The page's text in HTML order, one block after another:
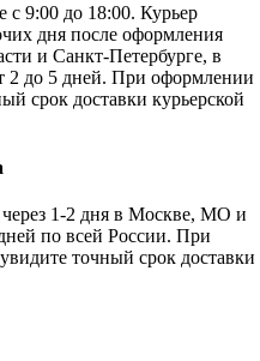
с 9:00 до 18:00. Курьер
дня после оформления
и Санкт-Петербурге, в
2 до 5 дней. При оформлении
срок доставки курьерской
через 1-2 дня в Москве, МО и
по всей России. При
точный срок доставки